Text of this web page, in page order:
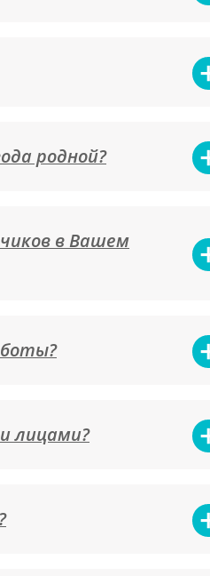
родной?
в Вашем
лицами?